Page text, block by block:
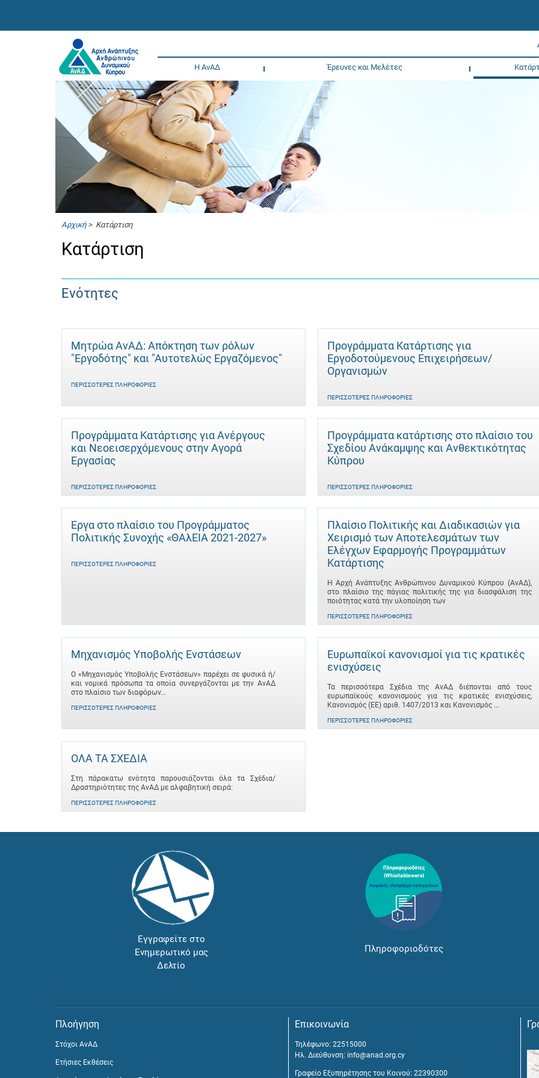
Η ΑνΑΔ Έρευνες και Μελέτες
Αρχική> Κατάρτιση
Κατάρτιση
Ενότητες
Μητρώα ΑνΑΔ: Απόκτηση των ρόλων
"Εργοδότης" και "Αυτοτελώς Eργαζόμενος"
ΠΕΡΙΣΣΌΤΕΡΕΣ ΠΛΗΡΟΦΟΡΊΕΣ
Προγράμματα Κατάρτισης για
Εργοδοτούμενους Επιχειρήσεων/
Οργανισμών
ΠΕΡΙΣΣΌΤΕΡΕΣ ΠΛΗΡΟΦΟΡΊΕΣ
Προγράμματα Κατάρτισης για Ανέργους
και Νεοεισερχόμενους στην Αγορά
Εργασίας
ΠΕΡΙΣΣΌΤΕΡΕΣ ΠΛΗΡΟΦΟΡΊΕΣ
Προγράμματα κατάρτισης στο πλαίσιο του
Σχεδίου Ανάκαμψης και Ανθεκτικότητας
Κύπρου
ΠΕΡΙΣΣΌΤΕΡΕΣ ΠΛΗΡΟΦΟΡΊΕΣ
Έργα στο πλαίσιο του Προγράμματος
Πολιτικής Συνοχής «ΘΑλΕΙΑ 2021-2027»
ΠΕΡΙΣΣΌΤΕΡΕΣ ΠΛΗΡΟΦΟΡΊΕΣ
Πλαίσιο Πολιτικής και Διαδικασιών για
Χειρισμό των Αποτελεσμάτων των
Ελέγχων Εφαρμογής Προγραμμάτων
Κατάρτισης
Η Αρχή Ανάπτυξης Ανθρώπινου Δυναμικού Κύπρου (ΑνΑΔ),
στο πλαίσιο της πάγιας πολιτικής της για διασφάλιση της
ποιότητας κατά την υλοποίηση των
ΠΕΡΙΣΣΌΤΕΡΕΣ ΠΛΗΡΟΦΟΡΊΕΣ
Μηχανισμός Υποβολής Ενστάσεων
Ο «Μηχανισμός Υποβολής Ενστάσεων» παρέχει σε φυσικά ή/
και νομικά πρόσωπα τα οποία συνεργάζονται με την ΑνΑΔ
στο πλαίσιο των διαφόρων...
ΠΕΡΙΣΣΌΤΕΡΕΣ ΠΛΗΡΟΦΟΡΊΕΣ
Ευρωπαϊκοί κανονισμοί για τις κρατικές
ενισχύσεις
Τα περισσότερα Σχέδια της ΑνΑΔ διέπονται από τους
ευρωπαϊκούς κανονισμούς για τις κρατικές ενισχύσεις,
Κανονισμός (ΕΕ) αριθ. 1407/2013 και Κανονισμός ...
ΠΕΡΙΣΣΌΤΕΡΕΣ ΠΛΗΡΟΦΟΡΊΕΣ
ΟΛΑ ΤΑ ΣΧΕΔΙΑ
Στη πάρακατω ενότητα παρουσιάζονται όλα τα Σχέδια/
Δραστηριότητες της ΑνΑΔ με αλφαβητική σειρά:
ΠΕΡΙΣΣΌΤΕΡΕΣ ΠΛΗΡΟΦΟΡΊΕΣ
Εγγραφείτε στο
Ενημερωτικό μας
Δελτίο
Πληροφοριοδότες
Πλοήγηση
Στόχοι ΑνΑΔ
Ετήσιες Εκθέσεις
Επικοινωνία
Τηλέφωνο: 22515000
Ηλ. Διεύθυνση: info@anad.org.cy
Γραφείο Εξυπηρέτησης του Κοινού: 22390300